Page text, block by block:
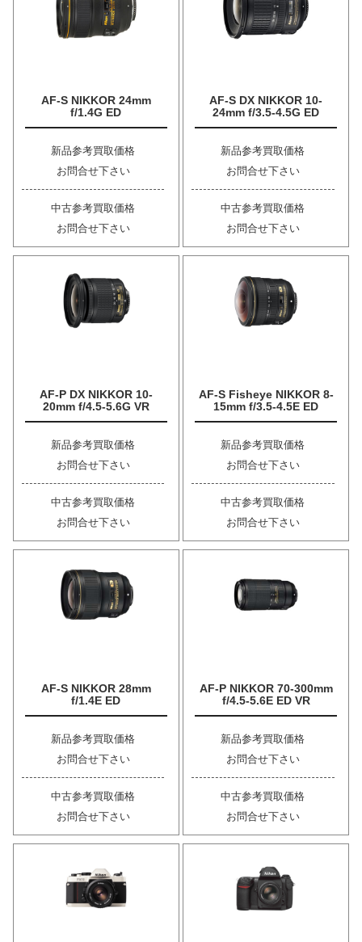
AF-S NIKKOR 24mm
f/1.4G ED
新品参考買取価格
お問合せ下さい
中古参考買取価格
お問合せ下さい
AF-S DX NIKKOR 10-
24mm f/3.5-4.5G ED
新品参考買取価格
お問合せ下さい
中古参考買取価格
お問合せ下さい
AF-P DX NIKKOR 10-
20mm f/4.5-5.6G VR
新品参考買取価格
お問合せ下さい
中古参考買取価格
お問合せ下さい
AF-S Fisheye NIKKOR 8-
15mm f/3.5-4.5E ED
新品参考買取価格
お問合せ下さい
中古参考買取価格
お問合せ下さい
AF-S NIKKOR 28mm
f/1.4E ED
新品参考買取価格
お問合せ下さい
中古参考買取価格
お問合せ下さい
AF-P NIKKOR 70-300mm
f/4.5-5.6E ED VR
新品参考買取価格
お問合せ下さい
中古参考買取価格
お問合せ下さい